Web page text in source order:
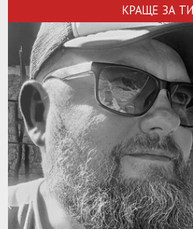
КРАЩЕ ЗА